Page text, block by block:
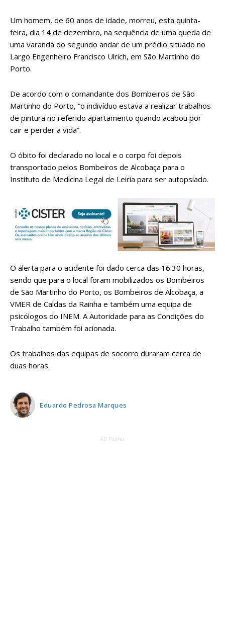
Um homem, de 60 anos de idade, morreu, esta quinta-
feira, dia 14 de dezembro, na sequência de uma queda de
uma varanda do segundo andar de um prédio situado no
Largo Engenheiro Francisco Ulrich, em São Martinho do
Porto.
De acordo com o comandante dos Bombeiros de São
Martinho do Porto, “o indivíduo estava a realizar trabalhos
de pintura no referido apartamento quando acabou por
cair e perder a vida”.
O óbito foi declarado no local e o corpo foi depois
transportado pelos Bombeiros de Alcobaça para o
Instituto de Medicina Legal de Leiria para ser autopsiado.
O alerta para o acidente foi dado cerca das 16:30 horas,
sendo que para o local foram mobilizados os Bombeiros
de São Martinho do Porto, os Bombeiros de Alcobaça, a
VMER de Caldas da Rainha e também uma equipa de
psicólogos do INEM. A Autoridade para as Condições do
Trabalho também foi acionada.
Os trabalhos das equipas de socorro duraram cerca de
duas horas.
Eduardo Pedrosa Marques
AD Footer